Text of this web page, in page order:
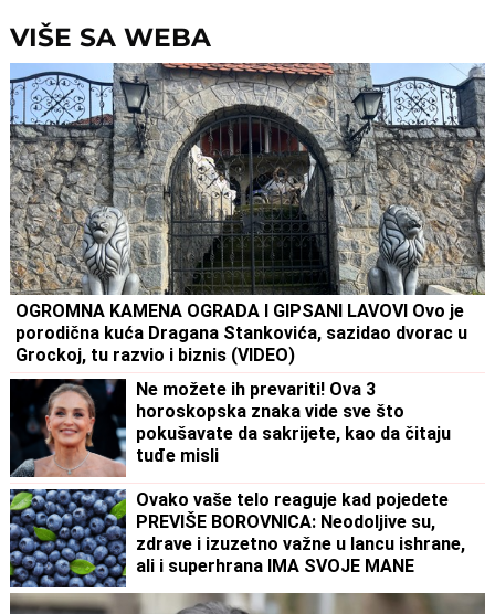
odnosu bili
VIŠE SA WEBA
OGROMNA KAMENA OGRADA I GIPSANI LAVOVI Ovo je
porodična kuća Dragana Stankovića, sazidao dvorac u
Grockoj, tu razvio i biznis (VIDEO)
Ne možete ih prevariti! Ova 3
horoskopska znaka vide sve što
pokušavate da sakrijete, kao da čitaju
tuđe misli
Ovako vaše telo reaguje kad pojedete
PREVIŠE BOROVNICA: Neodoljive su,
zdrave i izuzetno važne u lancu ishrane,
ali i superhrana IMA SVOJE MANE